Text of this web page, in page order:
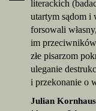
literackich
utartym sądom i
forsowali
im
złe pisarzom
uleganie
i przekonanie o
Julian